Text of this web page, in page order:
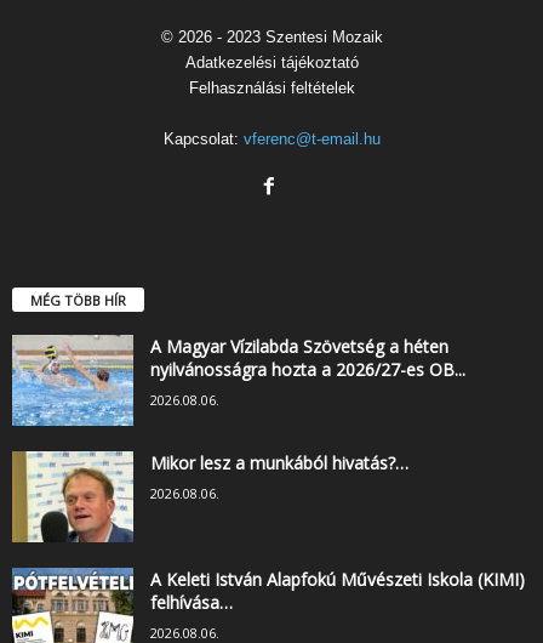
© 2026 - 2023 Szentesi Mozaik
Adatkezelési tájékoztató
Felhasználási feltételek
Kapcsolat: vferenc@t-email.hu
MÉG TÖBB HÍR
A Magyar Vízilabda Szövetség a héten
nyilvánosságra hozta a 2026/27-es OB...
2026.08.06.
Mikor lesz a munkából hivatás?…
2026.08.06.
A Keleti István Alapfokú Művészeti Iskola (KIMI)
felhívása…
2026.08.06.